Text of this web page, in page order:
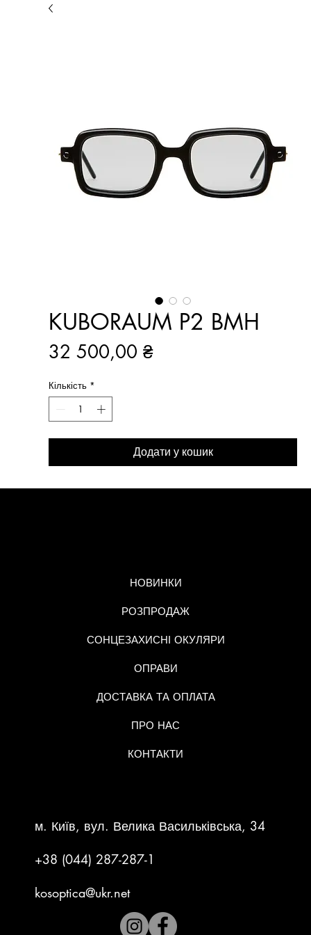
KUBORAUM P2 BMH
32 500,00 ₴Ціна
Кількість *
Додати у кошик
м. Київ, вул. Велика Васильківська, 34
+38 (044) 287-287-1
kosoptica@ukr.net
НОВИНКИ
РОЗПРОДАЖ
СОНЦЕЗАХИСНІ ОКУЛЯРИ
ОПРАВИ
ДОСТАВКА ТА ОПЛАТА
ПРО НАС
КОНТАКТИ